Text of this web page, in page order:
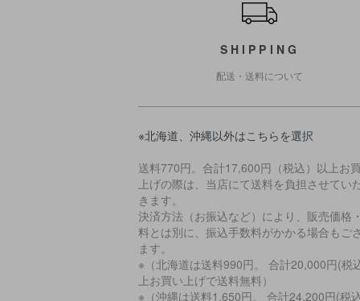
SHIPPING
配送・送料について
※北海道、沖縄以外はこちらを選択
送料770円。合計17,600円（税込）以上お
上げの際は、当店にて送料を負担させてい
きます。
決済方法（お振込など）により、販売価格
料とは別に、振込手数料がかかる場合もご
ます。
※（北海道は送料990円。 合計20,000円(税
上お買い上げで送料無料）
※（沖縄は送料1,650円。 合計24,200円(税